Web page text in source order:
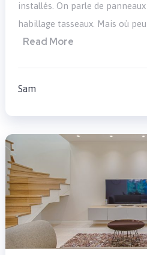
installés. On parle de
habillage tasseaux. Mais où
Read More
Sam